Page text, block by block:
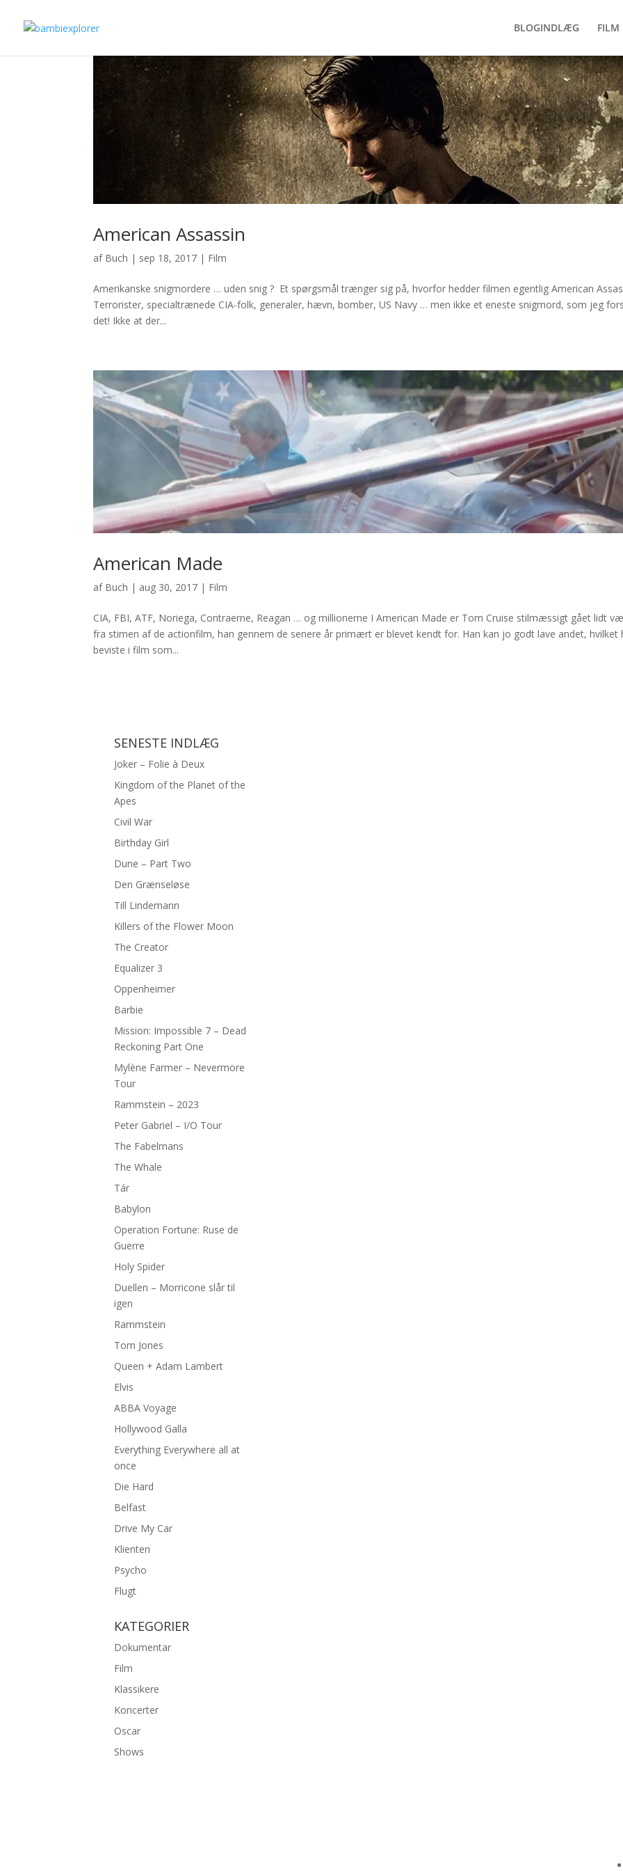
BLOGINDLÆG FILM
American Assassin
af Buch | sep 18, 2017 | Film
Amerikanske snigmordere … uden snig ? Et spørgsmål trænger sig på, hvorfor hedder filmen egentlig American
Terrorister, specialtrænede CIA-folk, generaler, hævn, bomber, US Navy … men ikke et eneste snigmord, som jeg
det! Ikke at der...
American Made
af Buch | aug 30, 2017 | Film
CIA, FBI, ATF, Noriega, Contraerne, Reagan … og millionerne I American Made er Tom Cruise stilmæssigt gået lidt
fra stimen af de actionfilm, han gennem de senere år primært er blevet kendt for. Han kan jo godt lave andet, hvilket
beviste i film som...
SENESTE INDLÆG
Joker – Folie à Deux
Kingdom of the Planet of the
Apes
Civil War
Birthday Girl
Dune – Part Two
Den Grænseløse
Till Lindemann
Killers of the Flower Moon
The Creator
Equalizer 3
Oppenheimer
Barbie
Mission: Impossible 7 – Dead
Reckoning Part One
Mylène Farmer – Nevermore
Tour
Rammstein – 2023
Peter Gabriel – I/O Tour
The Fabelmans
The Whale
Tár
Babylon
Operation Fortune: Ruse de
Guerre
Holy Spider
Duellen – Morricone slår til
igen
Rammstein
Tom Jones
Queen + Adam Lambert
Elvis
ABBA Voyage
Hollywood Galla
Everything Everywhere all at
once
Die Hard
Belfast
Drive My Car
Klienten
Psycho
Flugt
KATEGORIER
Dokumentar
Film
Klassikere
Koncerter
Oscar
Shows